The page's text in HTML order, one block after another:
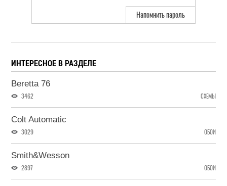
Напомнить пароль
ИНТЕРЕСНОЕ В РАЗДЕЛЕ
Beretta 76
3462 СХЕМЫ
Colt Automatic
3029 ОБОИ
Smith&Wesson
2897 ОБОИ